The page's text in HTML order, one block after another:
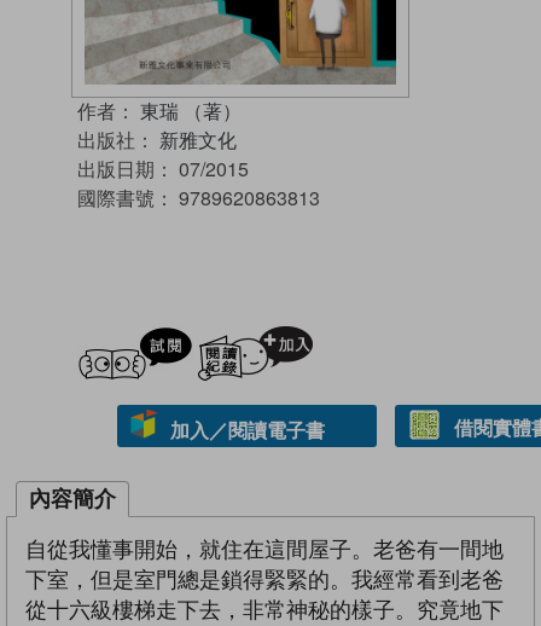
作者： 東瑞 （著）
出版社： 新雅文化
出版日期： 07/2015
國際書號： 9789620863813
試閲
加入／閱讀電子書 借閱實體
內容簡介
自從我懂事開始，就住在這間屋子。老爸有一間地
下室，但是室門總是鎖得緊緊的。我經常看到老爸
從十六級樓梯走下去，非常神秘的樣子。究竟地下